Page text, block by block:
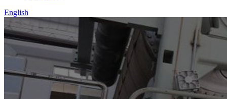
English